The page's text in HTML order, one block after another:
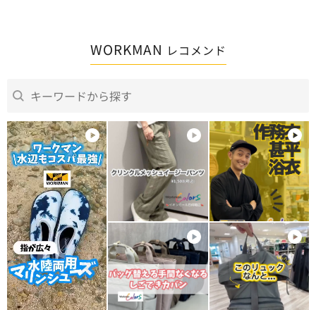
WORKMAN レコメンド